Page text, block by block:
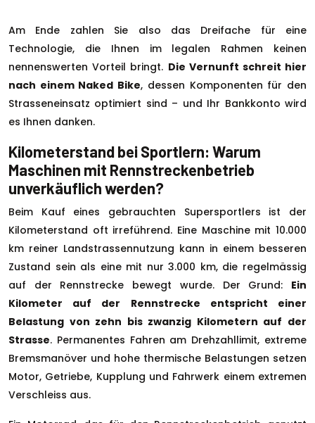
Am Ende zahlen Sie also das Dreifache für eine
Technologie, die Ihnen im legalen Rahmen keinen
nennenswerten Vorteil bringt. Die Vernunft schreit hier
nach einem Naked Bike, dessen Komponenten für den
Strasseneinsatz optimiert sind – und Ihr Bankkonto wird
es Ihnen danken.
Kilometerstand bei Sportlern: Warum
Maschinen mit Rennstreckenbetrieb
unverkäuflich werden?
Beim Kauf eines gebrauchten Supersportlers ist der
Kilometerstand oft irreführend. Eine Maschine mit 10.000
km reiner Landstrassennutzung kann in einem besseren
Zustand sein als eine mit nur 3.000 km, die regelmässig
auf der Rennstrecke bewegt wurde. Der Grund: Ein
Kilometer auf der Rennstrecke entspricht einer
Belastung von zehn bis zwanzig Kilometern auf der
Strasse. Permanentes Fahren am Drehzahllimit, extreme
Bremsmanöver und hohe thermische Belastungen setzen
Motor, Getriebe, Kupplung und Fahrwerk einem extremen
Verschleiss aus.